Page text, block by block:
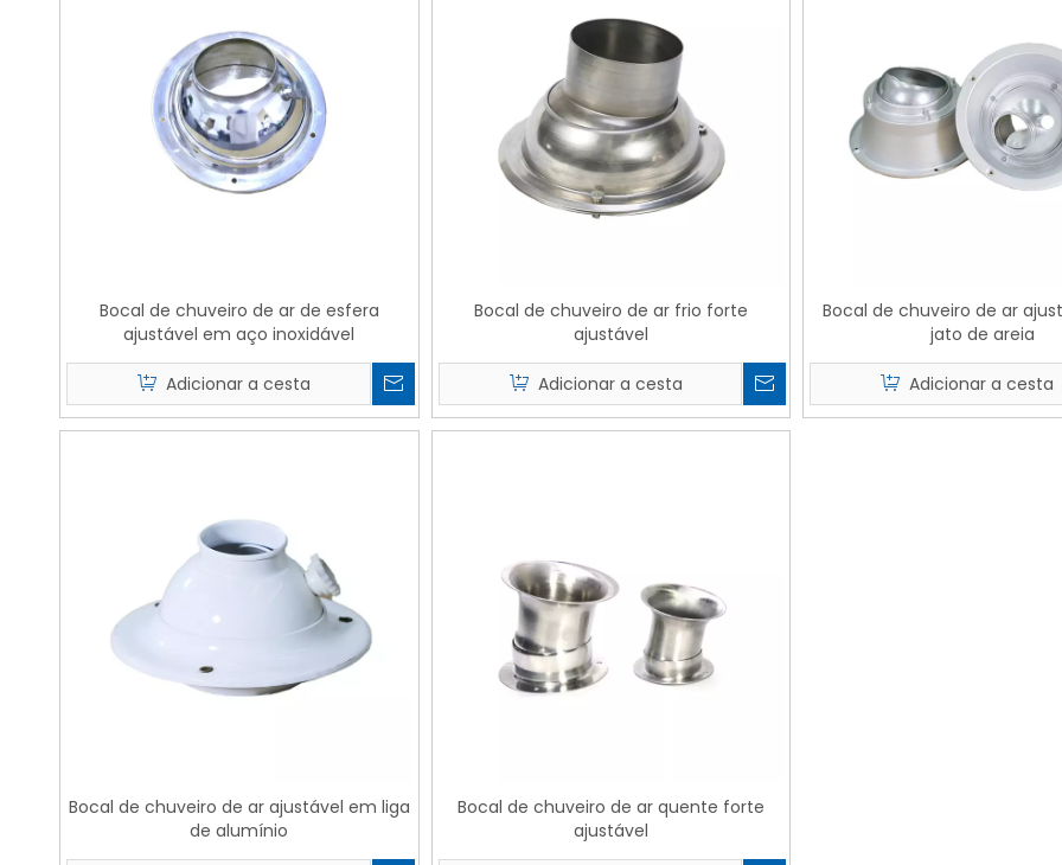
Bocal de chuveiro de ar de esfera
ajustável em aço inoxidável
Adicionar a cesta
Bocal de chuveiro de ar frio forte
ajustável
Adicionar a cesta
Bocal de chuveiro de ar
jato de areia
Adicionar a cesta
Bocal de chuveiro de ar ajustável em liga
de alumínio
Bocal de chuveiro de ar quente forte
ajustável